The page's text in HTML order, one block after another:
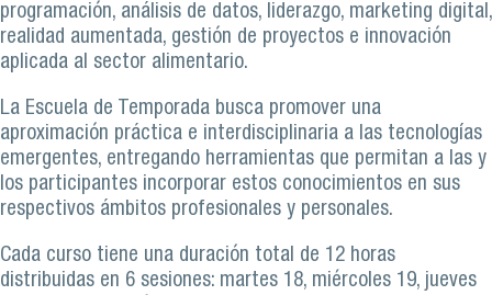
programación, análisis de datos, liderazgo, marketing digital,
realidad aumentada, gestión de proyectos e innovación
aplicada al sector alimentario.
La Escuela de Temporada busca promover una
aproximación práctica e interdisciplinaria a las tecnologías
emergentes, entregando herramientas que permitan a las y
los participantes incorporar estos conocimientos en sus
respectivos ámbitos profesionales y personales.
Cada curso tiene una duración total de 12 horas
distribuidas en 6 sesiones: martes 18, miércoles 19, jueves